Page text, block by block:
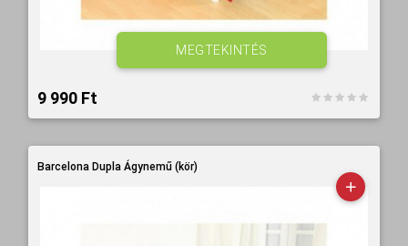
9 990 Ft‎
MEGTEKINTÉS
Barcelona Dupla Ágynemű (kör)